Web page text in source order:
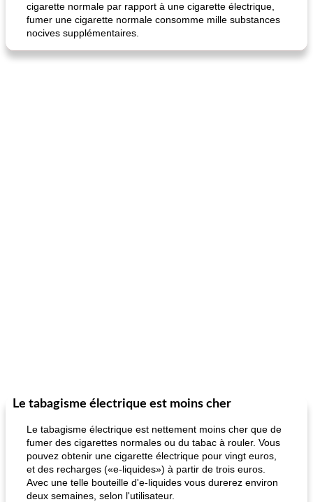
fiesta tostadas le méga's jopp joes
cigarette normale par rapport à une cigarette électrique,
fumer une cigarette normale consomme mille substances
nocives supplémentaires.
​​Le tabagisme électrique est moins cher
​​Le tabagisme électrique est nettement moins cher que de
fumer des cigarettes normales ou du tabac à rouler. Vous
pouvez obtenir une cigarette électrique pour vingt euros,
et des recharges («e-liquides») à partir de trois euros.
Avec une telle bouteille d'e-liquides vous durerez environ
deux semaines, selon l'utilisateur.